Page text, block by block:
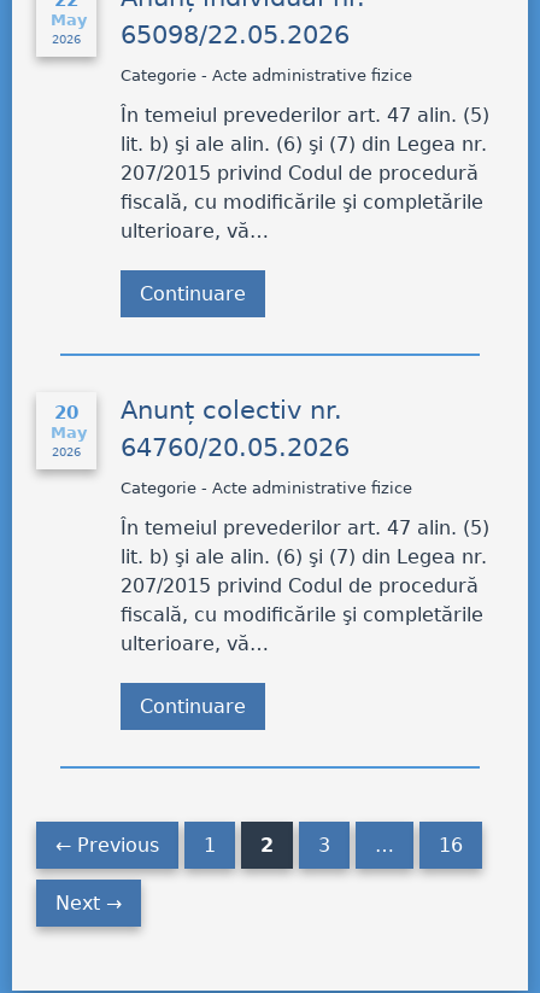
May
2026
65098/22.05.2026
Categorie - Acte administrative fizice
În temeiul prevederilor art. 47 alin. (5)
lit. b) şi ale alin. (6) şi (7) din Legea nr.
207/2015 privind Codul de procedură
fiscală, cu modificările şi completările
ulterioare, vă…
Continuare
20
May
2026
Anunț colectiv nr.
64760/20.05.2026
Categorie - Acte administrative fizice
În temeiul prevederilor art. 47 alin. (5)
lit. b) şi ale alin. (6) şi (7) din Legea nr.
207/2015 privind Codul de procedură
fiscală, cu modificările şi completările
ulterioare, vă…
Continuare
← Previous 1 2 3 … 16
Next →